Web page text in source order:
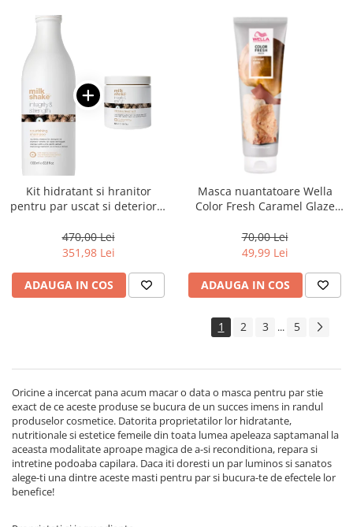
Kit hidratant si hranitor
pentru par uscat si deteriorat
Strength
470,00 Lei
351,98 Lei
ADAUGA IN COS
Masca nuantatoare Wella
Color Fresh Caramel Glaze
70,00 Lei
49,99 Lei
ADAUGA IN COS
1 2 3 ... 5
Oricine a incercat pana acum macar o data o masca pentru par stie
exact de ce aceste produse se bucura de un succes imens in randul
produselor cosmetice. Datorita proprietatilor lor hidratante,
nutritionale si estetice femeile din toata lumea apeleaza saptamanal la
aceasta modalitate aproape magica de a-si reconditiona, repara si
intretine podoaba capilara. Daca iti doresti un par luminos si sanatos
alege-ti una dintre aceste masti pentru par si bucura-te de efectele lor
benefice!